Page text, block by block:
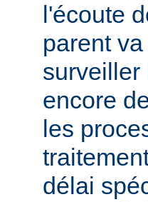
l'écoute
parent
surveiller
encore
les
délai